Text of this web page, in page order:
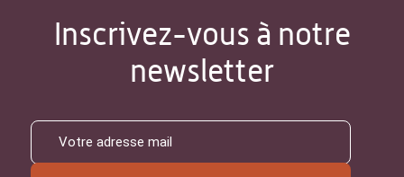
Inscrivez-vous à notre
newsletter